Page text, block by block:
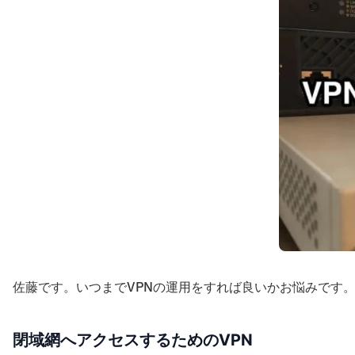
佐藤です。いつまでVPNの運用をすれば良いかお悩みです。
閉域網へアクセスするためのVPN